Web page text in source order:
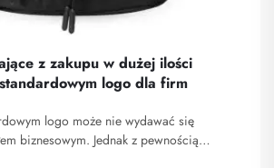
z zakupu w dużej ilości
logo dla firm
logo może nie wydawać się
biznesowym. Jednak z pewnością